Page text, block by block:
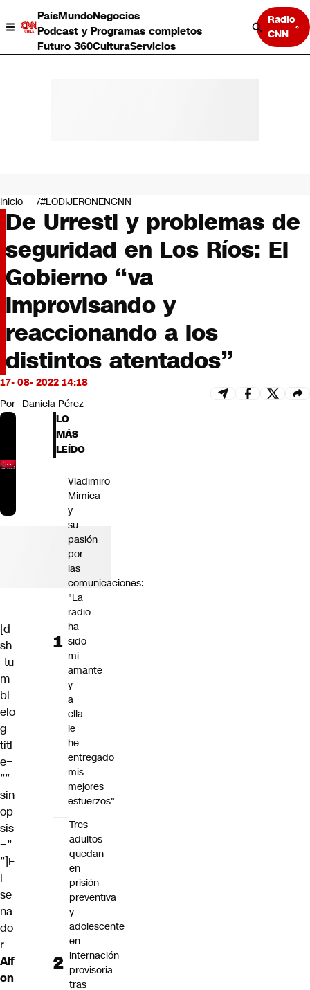
PaísMundoNegocios
Podcast y Programas completos
Futuro 360CulturaServicios
Radio
CNN
Negocios
Deportes
Programas completos
Cultura
Servicios
Bits
CNN tiempo
Futuro 360
Opinión
Inicio #LODIJERONENCNN
De Urresti y problemas de
seguridad en Los Ríos: El
Gobierno “va
improvisando y
reaccionando a los
distintos atentados”
17- 08- 2022 14:18
Por Daniela Pérez
[d
sh
_tu
m
bl
elo
g
titl
e=
””
sin
op
sis
=”
”]E
l
se
na
do
r
Alf
on
LO
MÁS
LEÍDO
Vladimiro
Mimica
y
su
pasión
por
las
comunicaciones:
"La
radio
ha
sido
mi
amante
y
a
ella
le
he
entregado
mis
mejores
esfuerzos"
Tres
adultos
quedan
en
prisión
preventiva
y
adolescente
en
internación
provisoria
tras